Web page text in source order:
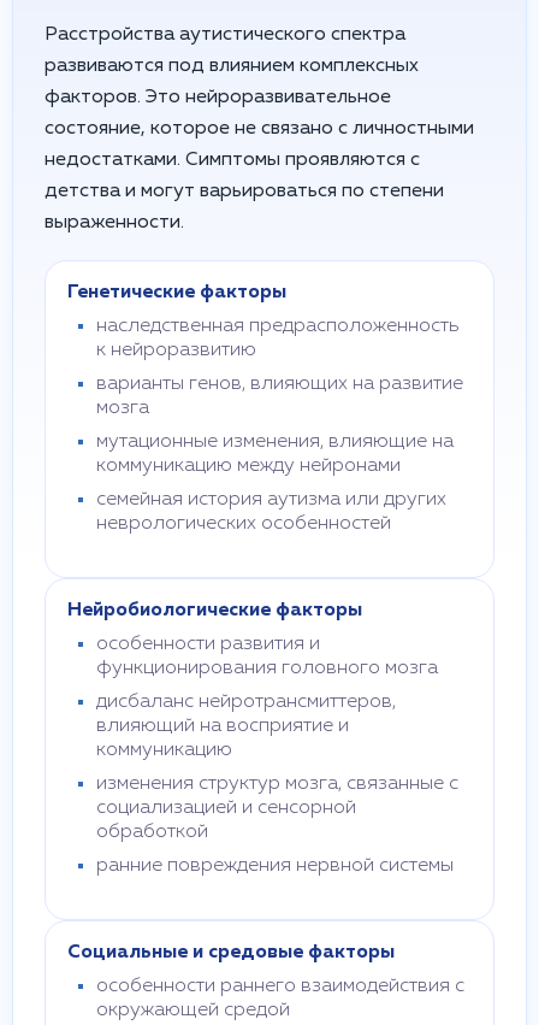
Расстройства аутистического спектра
развиваются под влиянием комплексных
факторов. Это нейроразвивательное
состояние, которое не связано с личностными
недостатками. Симптомы проявляются с
детства и могут варьироваться по степени
выраженности.
Генетические факторы
наследственная предрасположенность
к нейроразвитию
варианты генов, влияющих на развитие
мозга
мутационные изменения, влияющие на
коммуникацию между нейронами
семейная история аутизма или других
неврологических особенностей
Нейробиологические факторы
особенности развития и
функционирования головного мозга
дисбаланс нейротрансмиттеров,
влияющий на восприятие и
коммуникацию
изменения структур мозга, связанные с
социализацией и сенсорной
обработкой
ранние повреждения нервной системы
Социальные и средовые факторы
особенности раннего взаимодействия с
окружающей средой